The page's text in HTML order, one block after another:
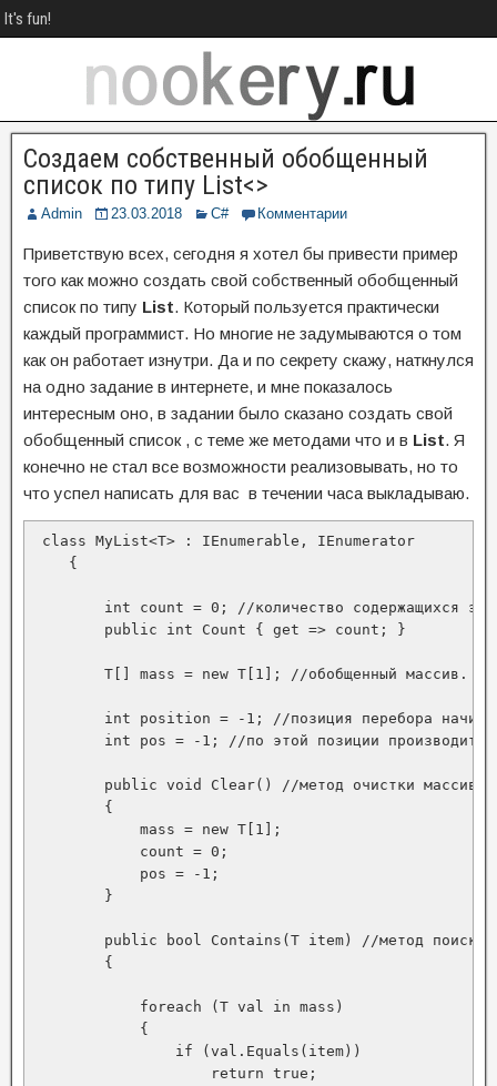
It's fun!
Создаем собственный обобщенный
список по типу List<>
Admin 23.03.2018 C# Комментарии
Приветствую всех, сегодня я хотел бы привести пример
того как можно создать свой собственный обобщенный
список по типу List. Который пользуется практически
каждый программист. Но многие не задумываются о том
как он работает изнутри. Да и по секрету скажу, наткнулся
на одно задание в интернете, и мне показалось
интересным оно, в задании было сказано создать свой
обобщенный список , с теме же методами что и в List. Я
конечно не стал все возможности реализовывать, но то
что успел написать для вас в течении часа выкладываю.
class MyList<T> : IEnumerable, IEnumerator
    {
int count = 0; //количество содержащихся
        public int Count { get => count; }
        T[] mass = new T[1]; //обобщенный массив.
int position = -1; //позиция перебора
int pos = -1; //по этой позиции
public void Clear() //метод очистки массива
        {
            mass = new T[1];
            count = 0;
            pos = -1;
        }
public bool Contains(T item) //метод поиска
        {
            foreach (T val in mass)
            {
                if (val.Equals(item))
                    return true;